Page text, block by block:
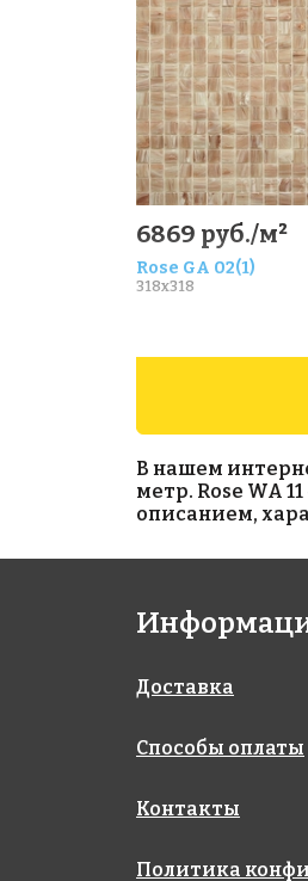
6869 руб./м²
Rose GA 02(1)
318x318
2227 руб./м²
Rose A 17(1)
В нашем
метр. Rose WA
описанием,
Доставка
Способы оплаты
Контакты
Политика